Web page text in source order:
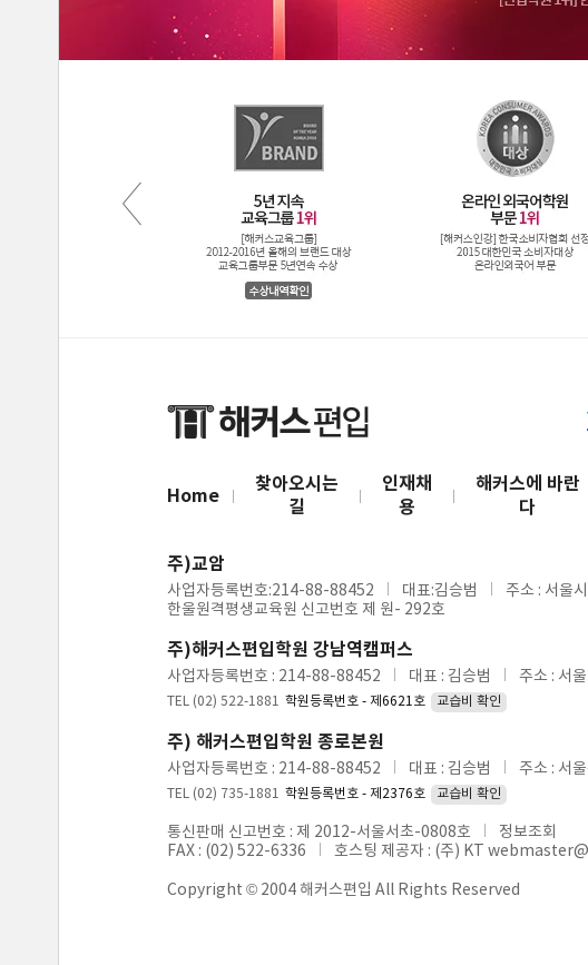
Home
찾아오시는
길
인재채
용
해커스에 바란
다
주)교암
사업자등록번호:214-88-88452 대표:김승범
주소 : 서울
한울원격평생교육원 신고번호 제 원- 292호
주)해커스편입학원 강남역캠퍼스
사업자등록번호 : 214-88-88452 대표 : 김승범 주소 : 서
TEL (02) 522-1881 학원등록번호 - 제6621호 교습비 확인
주) 해커스편입학원 종로본원
사업자등록번호 : 214-88-88452 대표 : 김승범 주소 : 서
TEL (02) 735-1881 학원등록번호 - 제2376호 교습비 확인
통신판매 신고번호 : 제 2012-서울서초-0808호
정보조회
FAX : (02) 522-6336
호스팅 제공자 : (주) KT
Copyright © 2004 해커스편입 All Rights Reserved